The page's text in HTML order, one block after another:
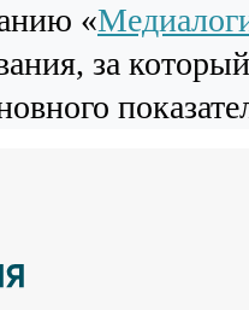
«
за